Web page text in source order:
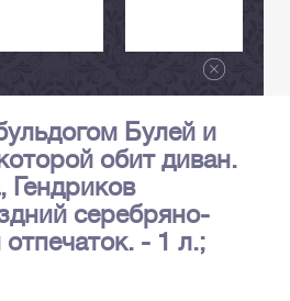
Булей и
обит диван.
Гендриков
серебряно-
- 1 л.;